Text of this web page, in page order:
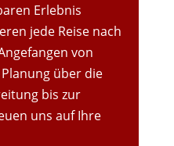
Erlebnis
jede Reise nach
von
über die
bis zur
uns auf Ihre